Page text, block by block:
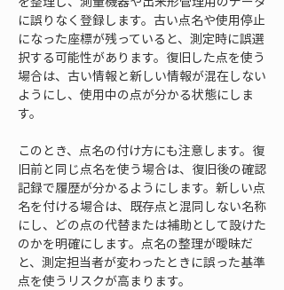
に誤りなく登録します。古い点名や使用停止
になった座標が残っていると、測定時に誤選
択する可能性があります。復旧した点を使う
場合は、古い情報と新しい情報が混在しない
ようにし、使用中の点が分かる状態にしま
す。
このとき、点名の付け方にも注意します。復
旧前と同じ点名を使う場合は、復旧後の確認
記録で履歴が分かるようにします。新しい点
名を付ける場合は、既存点と混同しない名称
にし、どの点の代替または補助として設けた
のかを明確にします。点名の整理が曖昧だ
と、測定担当者が変わったときに誤った基準
点を使うリスクが高まります。